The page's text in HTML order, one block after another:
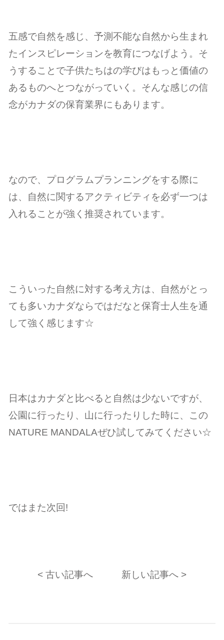
五感で自然を感じ、予測不能な自然から生まれ
たインスピレーションを教育につなげよう。そ
うすることで子供たちはの学びはもっと価値の
あるものへとつながっていく。そんな感じの信
念がカナダの保育業界にもあります。
なので、プログラムプランニングをする際に
は、自然に関するアクティビティを必ず一つは
入れることが強く推奨されています。
こういった自然に対する考え方は、自然がとっ
ても多いカナダならではだなと保育士人生を通
して強く感じます☆
日本はカナダと比べると自然は少ないですが、
公園に行ったり、山に行ったりした時に、この
NATURE MANDALAぜひ試してみてください☆
ではまた次回!
< 古い記事へ 新しい記事へ >